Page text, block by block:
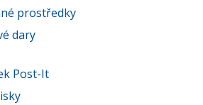
prostředky
dary
Post-It